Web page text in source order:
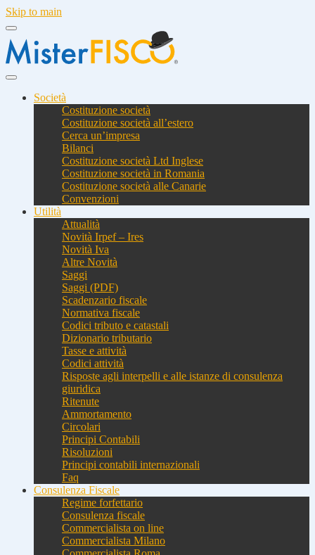
Skip to main
Società
Costituzione società
Costituzione società all’estero
Cerca un’impresa
Bilanci
Costituzione società Ltd Inglese
Costituzione società in Romania
Costituzione società alle Canarie
Convenzioni
Utilità
Attualità
Novità Irpef – Ires
Novità Iva
Altre Novità
Saggi
Saggi (PDF)
Scadenzario fiscale
Normativa fiscale
Codici tributo e catastali
Dizionario tributario
Tasse e attività
Codici attività
Risposte agli interpelli e alle istanze di consulenza
giuridica
Ritenute
Ammortamento
Circolari
Principi Contabili
Risoluzioni
Principi contabili internazionali
Faq
Consulenza Fiscale
Regime forfettario
Consulenza fiscale
Commercialista on line
Commercialista Milano